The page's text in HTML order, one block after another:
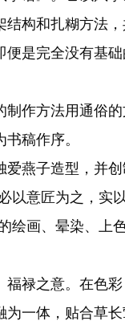
结构和扎糊方法
便是完全没有基础
作方法用通俗的
稿作序。
燕子造型，并创
以意匠为之，实
绘画、晕染、上
禄之意。在色彩
为一体，贴合草